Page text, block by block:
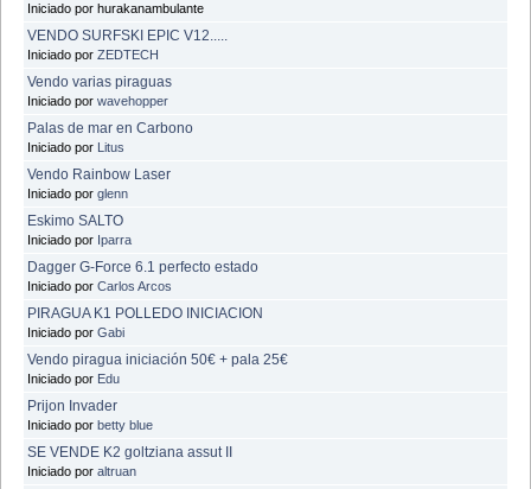
Iniciado por hurakanambulante
VENDO SURFSKI EPIC V12.....
Iniciado por ZEDTECH
Vendo varias piraguas
Iniciado por wavehopper
Palas de mar en Carbono
Iniciado por Litus
Vendo Rainbow Laser
Iniciado por glenn
Eskimo SALTO
Iniciado por Iparra
Dagger G-Force 6.1 perfecto estado
Iniciado por Carlos Arcos
PIRAGUA K1 POLLEDO INICIACION
Iniciado por Gabi
Vendo piragua iniciación 50€ + pala 25€
Iniciado por Edu
Prijon Invader
Iniciado por betty blue
SE VENDE K2 goltziana assut II
Iniciado por altruan